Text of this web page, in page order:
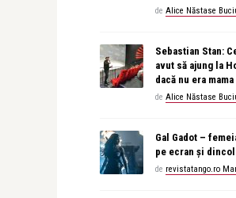
de Alice Năstase
Sebastian Stan:
avut să ajung la
dacă nu era mama
de Alice Năstase
Gal Gadot –
pe ecran și
de revistatango.ro